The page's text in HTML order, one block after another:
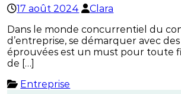
17 août 2024
Clara
Dans le monde concurrentiel du
d’entreprise, se démarquer avec
éprouvées est un must pour toute
de […]
Entreprise